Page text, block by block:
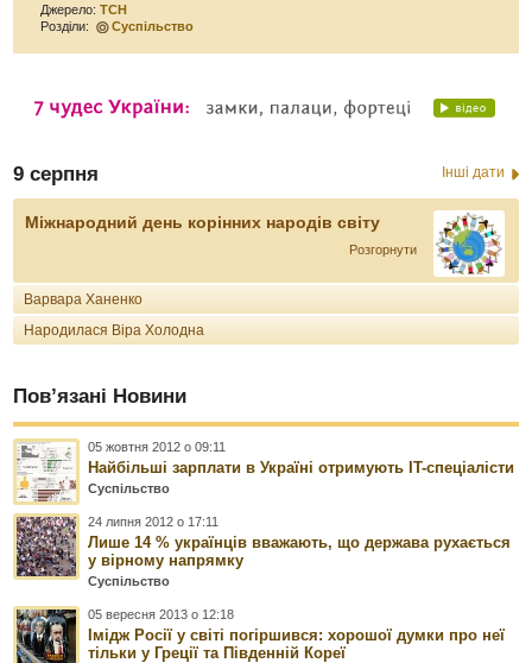
Джерело:ТСН
Розділи:
Суспільство
9 серпня Інші дати
Міжнародний день корінних народів світу
Розгорнути
Варвара Ханенко
Народилася Віра Холодна
Пов’язані Новини
05 жовтня 2012 о 09:11
Найбільші зарплати в Україні отримують IT-спеціалісти
Суспільство
24 липня 2012 о 17:11
Лише 14 % українців вважають, що держава рухається
у вірному напрямку
Суспільство
05 вересня 2013 о 12:18
Імідж Росії у світі погіршився: хорошої думки про неї
тільки у Греції та Південній Кореї